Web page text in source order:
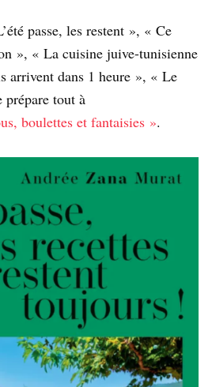
passe, les restent », « Ce
», « La cuisine juive-tunisienne
arrivent dans 1 heure », « Le
tout à
boulettes et fantaisies ».